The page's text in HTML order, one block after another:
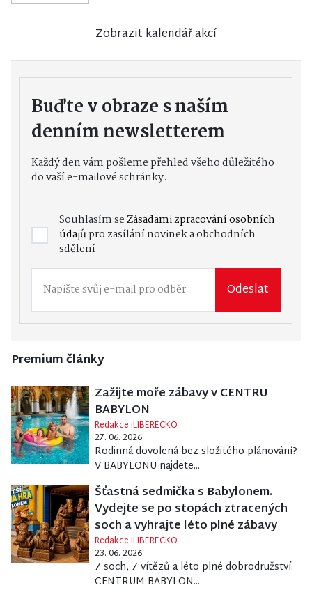
Zobrazit kalendář akcí
Buďte v obraze s naším
denním newsletterem
Každý den vám pošleme přehled všeho důležitého
do vaší e-mailové schránky.
Souhlasím seZásadami zpracování osobních
údajůpro zasílání novinek a obchodních
sdělení
Odeslat
Premium články
Zažijte moře zábavy v CENTRU
BABYLON
Redakce iLIBERECKO
27. 06. 2026
Rodinná dovolená bez složitého plánování?
V BABYLONU najdete...
Šťastná sedmička s Babylonem.
Vydejte se po stopách ztracených
soch a vyhrajte léto plné zábavy
Redakce iLIBERECKO
23. 06. 2026
7 soch, 7 vítězů a léto plné dobrodružství.
CENTRUM BABYLON...